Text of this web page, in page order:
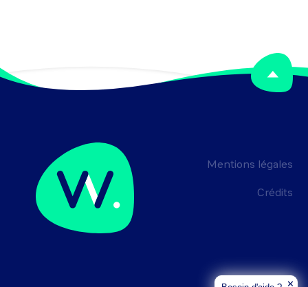
Mentions légales
Crédits
✕